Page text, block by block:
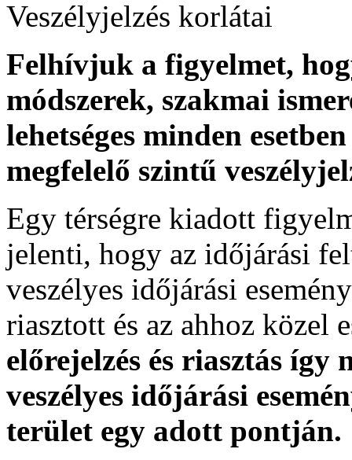
Veszélyjelzés korlátai
Felhívjuk a figyelmet,
módszerek, szakmai
lehetséges minden
megfelelő szintű
Egy térségre kiadott
jelenti, hogy az időjárási
veszélyes időjárási
riasztott és az ahhoz közel
előrejelzés és riasztás
veszélyes időjárási
terület egy adott pontján.